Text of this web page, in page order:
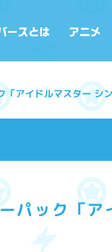
「アイドルマスター シ
パック「